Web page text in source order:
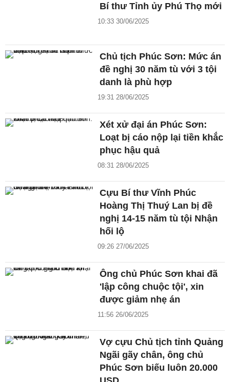
Bí thư Tỉnh ủy Phú Thọ mới
10:33 30/06/2025
Chủ tịch Phúc Sơn: Mức án
đề nghị 30 năm tù với 3 tội
danh là phù hợp
19:31 28/06/2025
Xét xử đại án Phúc Sơn:
Loạt bị cáo nộp lại tiền khắc
phục hậu quả
08:31 28/06/2025
Cựu Bí thư Vĩnh Phúc
Hoàng Thị Thuý Lan bị đề
nghị 14-15 năm tù tội Nhận
hối lộ
09:26 27/06/2025
Ông chủ Phúc Sơn khai đã
'lập công chuộc tội', xin
được giảm nhẹ án
11:56 26/06/2025
Vợ cựu Chủ tịch tỉnh Quảng
Ngãi gãy chân, ông chủ
Phúc Sơn biếu luôn 20.000